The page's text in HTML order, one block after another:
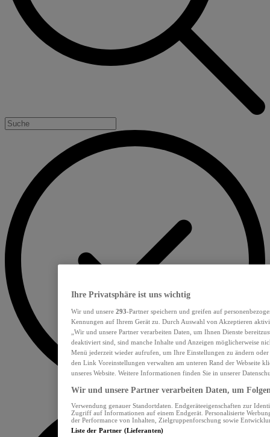
Ihre Privatsphäre ist uns wichtig
Wir und unsere 293-Partner speichern und greifen auf
Kennungen auf Ihrem Gerät zu. Durch Auswahl von Akzeptieren
„Wir und unsere Partner verarbeiten Daten, um Ihnen Dienste
deaktiviert sind, sind manche Inhalte und Anzeigen möglicherweise
Menü jederzeit wieder aufrufen, um Ihre Einstellungen zu ändern
den Link Voreinstellungen verwalten am unteren Rand der Webseite
unseres Website. Weitere Informationen finden Sie in unserer
Wir und unsere Partner verarbeiten Daten, um
Verwendung genauer Standortdaten. Endgeräteeigenschaften zur
Zugriff auf Informationen auf einem Endgerät. Personalisierte
der Performance von Inhalten, Zielgruppenforschung sowie
Liste der Partner (Lieferanten)